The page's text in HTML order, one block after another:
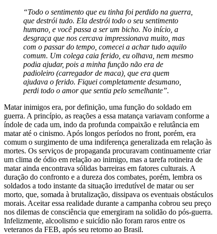
“Todo o sentimento que eu tinha foi perdido na guerra,
que destrói tudo. Ela destrói todo o seu sentimento
humano, e você passa a ser um bicho. No início, a
desgraça que nos cercava impressionava muito, mas
com o passar do tempo, comecei a achar tudo aquilo
comum. Um colega caia ferido, eu olhava, nem mesmo
podia ajudar, pois a minha função não era de
padioleiro (carregador de maca), que era quem
ajudava o ferido. Fiquei completamente desumano,
perdi todo o amor que sentia pelo semelhante”.
Matar inimigos era, por definição, uma função do soldado em
guerra. A princípio, as reações a essa matança variavam conforme a
índole de cada um, indo da profunda compaixão e relutância em
matar até o cinismo. Após longos períodos no front, porém, era
comum o surgimento de uma indiferença generalizada em relação às
mortes. Os serviços de propaganda procuravam continuamente criar
um clima de ódio em relação ao inimigo, mas a tarefa rotineira de
matar ainda encontrava sólidas barreiras em fatores culturais. A
duração do confronto e a dureza dos combates, porém, lembra os
soldados a todo instante da situação irredutível de matar ou ser
morto, que, somada à brutalização, dissipava os eventuais obstáculos
morais. Aceitar essa realidade durante a campanha cobrou seu preço
nos dilemas de consciência que emergiram na solidão do pós-guerra.
Infelizmente, alcoolismo e suicídio não foram raros entre os
veteranos da FEB, após seu retorno ao Brasil.